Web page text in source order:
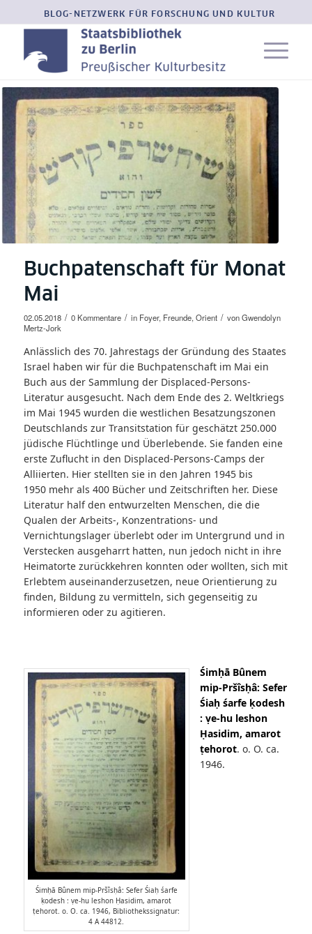
BLOG-NETZWERK FÜR FORSCHUNG UND KULTUR
Buchpatenschaft für Monat
Mai
02.05.2018 / 0 Kommentare / in Foyer, Freunde, Orient / vonGwendolyn
Mertz-Jork
Anlässlich des 70. Jahrestags der Gründung des Staates
Israel haben wir für die Buchpatenschaft im Mai ein
Buch aus der Sammlung der Displaced-Persons-
Literatur ausgesucht. Nach dem Ende des 2. Weltkriegs
im Mai 1945 wurden die westlichen Besatzungszonen
Deutschlands zur Transitstation für geschätzt 250.000
jüdische Flüchtlinge und Überlebende. Sie fanden eine
erste Zuflucht in den Displaced-Persons-Camps der
Alliierten. Hier stellten sie in den Jahren 1945 bis
1950 mehr als 400 Bücher und Zeitschriften her. Diese
Literatur half den entwurzelten Menschen, die die
Qualen der Arbeits-, Konzentrations- und
Vernichtungslager überlebt oder im Untergrund und in
Verstecken ausgeharrt hatten, nun jedoch nicht in ihre
Heimatorte zurückkehren konnten oder wollten, sich mit
Erlebtem auseinanderzusetzen, neue Orientierung zu
finden, Bildung zu vermitteln, sich gegenseitig zu
informieren oder zu agitieren.
Śimḥā Bûnem mip-Pršîsḥâ: Sefer Śiaḥ śarfe
ḳodesh : ṿe-hu leshon Ḥasidim, amarot
ṭehorot. o. O. ca. 1946, Bibliothekssignatur:
4 A 44812.
Śimḥā Bûnem
mip-Pršîsḥâ: Sefer
Śiaḥ śarfe ḳodesh
: ṿe-hu leshon
Ḥasidim, amarot
ṭehorot. o. O. ca.
1946.